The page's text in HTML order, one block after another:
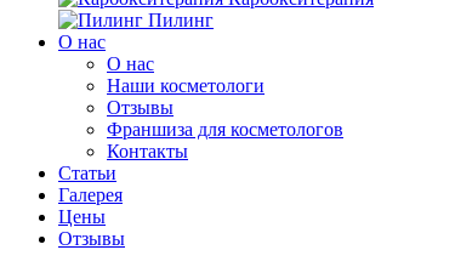
Пилинг
O нас
O нас
Наши косметологи
Отзывы
Франшиза для косметологов
Контакты
Статьи
Галерея
Цены
Отзывы